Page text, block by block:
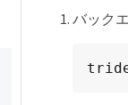
バック